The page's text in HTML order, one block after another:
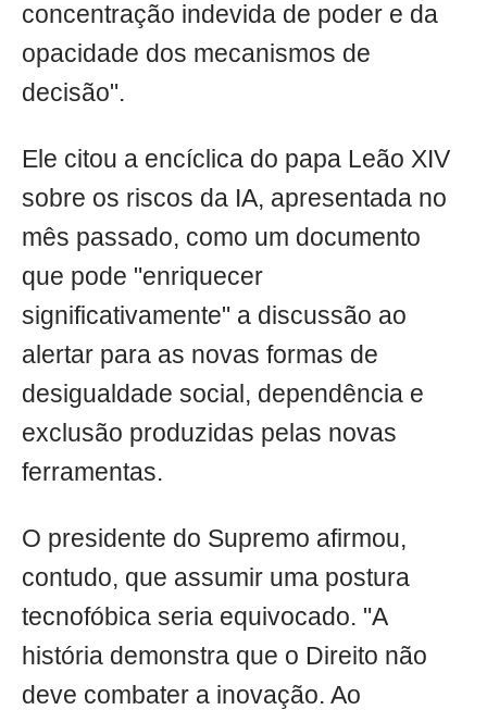
concentração indevida de poder e da
opacidade dos mecanismos de
decisão".
Ele citou a encíclica do papa Leão XIV
sobre os riscos da IA, apresentada no
mês passado, como um documento
que pode "enriquecer
significativamente" a discussão ao
alertar para as novas formas de
desigualdade social, dependência e
exclusão produzidas pelas novas
ferramentas.
O presidente do Supremo afirmou,
contudo, que assumir uma postura
tecnofóbica seria equivocado. "A
história demonstra que o Direito não
deve combater a inovação. Ao